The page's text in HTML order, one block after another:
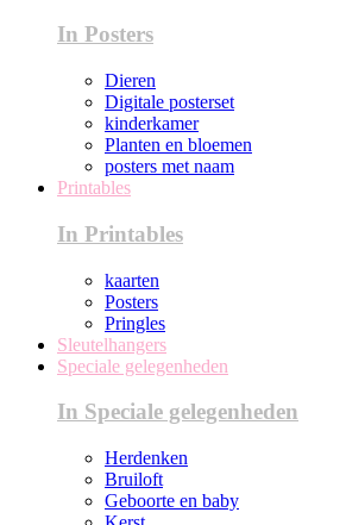
In Posters
Dieren
Digitale posterset
kinderkamer
Planten en bloemen
posters met naam
Printables
In Printables
kaarten
Posters
Pringles
Sleutelhangers
Speciale gelegenheden
In Speciale gelegenheden
Herdenken
Bruiloft
Geboorte en baby